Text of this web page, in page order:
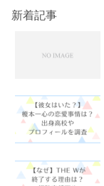
新着記事